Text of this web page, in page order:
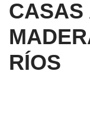
CASAS
RÍOS